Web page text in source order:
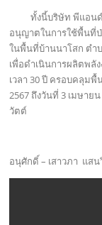
ทั้งนี้บริษัท พีแอนด์พี
อนุญาตในการใช้พื้นที่
ในพื้นที่บ้านนาโสก ตำ
เพื่อดำเนินการผลิตพลั
เวลา 30 ปี ครอบคลุมพื้
2567 ถึงวันที่ 3 เมษาย
วัตต์
อนุศักดิ์ – เสาวภา แส